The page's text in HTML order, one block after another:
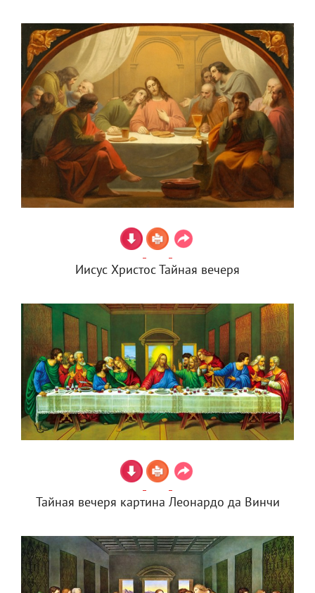
Иисус Христос Тайная вечеря
Тайная вечеря картина Леонардо да Винчи